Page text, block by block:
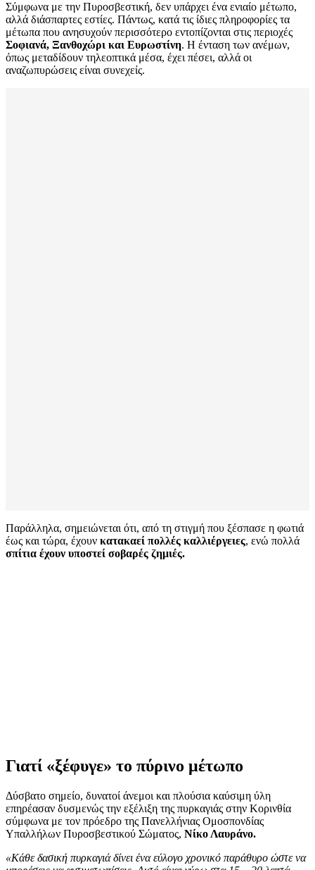
Σύμφωνα με την Πυροσβεστική, δεν υπάρχει ένα ενιαίο μέτωπο,
αλλά διάσπαρτες εστίες. Πάντως, κατά τις ίδιες πληροφορίες τα
μέτωπα που ανησυχούν περισσότερο εντοπίζονται στις περιοχές
Σοφιανά, Ξανθοχώρι και Ευρωστίνη. Η ένταση των ανέμων,
όπως μεταδίδουν τηλεοπτικά μέσα, έχει πέσει, αλλά οι
αναζωπυρώσεις είναι συνεχείς.
Παράλληλα, σημειώνεται ότι, από τη στιγμή που ξέσπασε η φωτιά
έως και τώρα, έχουν κατακαεί πολλές καλλιέργειες, ενώ πολλά
σπίτια έχουν υποστεί σοβαρές ζημιές.
Γιατί «ξέφυγε» το πύρινο μέτωπο
Δύσβατο σημείο, δυνατοί άνεμοι και πλούσια καύσιμη ύλη
επηρέασαν δυσμενώς την εξέλιξη της πυρκαγιάς στην Κορινθία
σύμφωνα με τον πρόεδρο της Πανελλήνιας Ομοσπονδίας
Υπαλλήλων Πυροσβεστικού Σώματος, Νίκο Λαυράνο.
«Κάθε δασική πυρκαγιά δίνει ένα εύλογο χρονικό παράθυρο ώστε να